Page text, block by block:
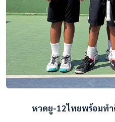
หวดยู-12ไทยพร้อมท